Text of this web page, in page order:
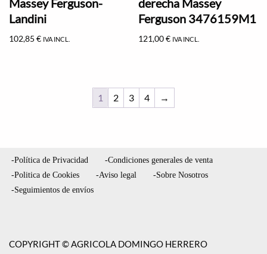
Massey Ferguson-
Landini
102,85 € IVA INCL.
derecha Massey
Ferguson 3476159M1
121,00€ IVA INCL.
1 2 3 4 →
-Política de Privacidad
-Condiciones generales de venta
-Politica de Cookies
-Aviso legal
-Sobre Nosotros
-Seguimientos de envíos
COPYRIGHT © AGRICOLA DOMINGO HERRERO